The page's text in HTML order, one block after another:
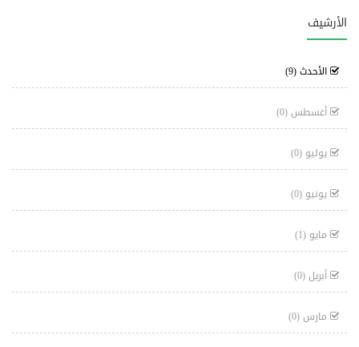
الأرشيف
الأحدث(9)
أغسطس (0)
يوليو (0)
يونيو (0)
مايو (1)
أبريل (0)
مارس (0)